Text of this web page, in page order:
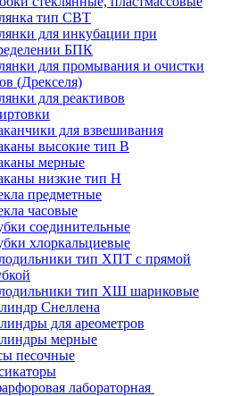
тип СВТ
для инкубации при
БПК
для промывания и очистки
(Дрекселя)
для реактивов
для взвешивания
высокие тип В
мерные
низкие тип Н
предметные
часовые
соединительные
хлоркальциевые
тип ХПТ с прямой
тип ХШ шариковые
Снеллена
для ареометров
мерные
песочные
лабораторная